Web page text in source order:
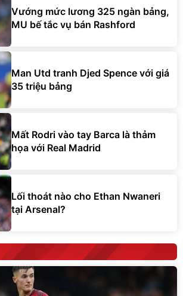
Vướng mức lương 325 ngàn bảng,
MU bế tắc vụ bán Rashford
Man Utd tranh Djed Spence với giá
35 triệu bảng
Mất Rodri vào tay Barca là thảm
họa với Real Madrid
Lối thoát nào cho Ethan Nwaneri
tại Arsenal?